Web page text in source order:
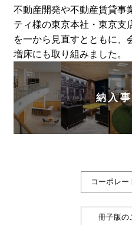
不動産開発や不動産賃貸事
ティ様の東京本社・東京支
を一から見直すとともに、
増床にも取り組みました。
納入
コーポレー
冊子版の